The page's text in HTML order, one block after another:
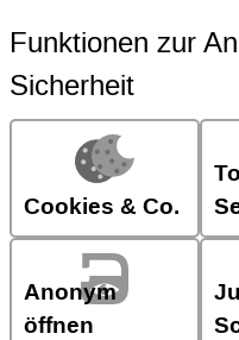
Funktionen zur
Sicherheit
Cookies & Co.
Anonym
öffnen